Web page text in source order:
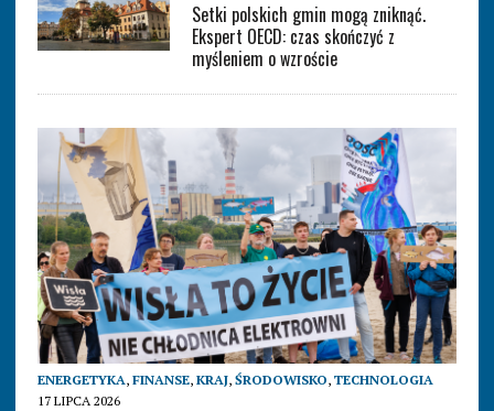
Setki polskich gmin mogą zniknąć.
Ekspert OECD: czas skończyć z
myśleniem o wzroście
ENERGETYKA, FINANSE, KRAJ, ŚRODOWISKO, TECHNOLOGIA
17 LIPCA 2026